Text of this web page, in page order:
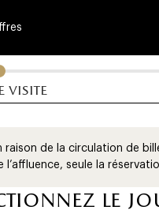
du
visite
raison de la circulation de
l’affluence, seule la
le